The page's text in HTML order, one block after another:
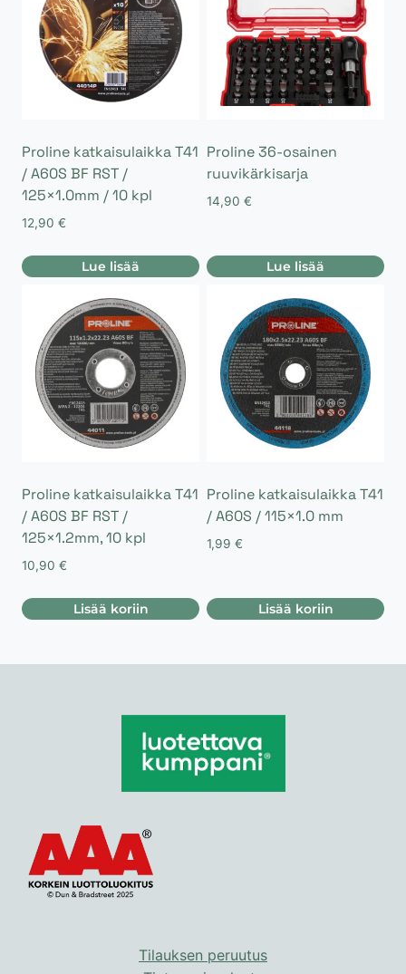
Proline katkaisulaikka T41
/ A60S BF RST /
125×1.0mm / 10 kpl
12,90 €
Lue lisää
Proline 36-osainen
ruuvikärkisarja
14,90 €
Lue lisää
Proline katkaisulaikka T41
/ A60S BF RST /
125×1.2mm, 10 kpl
10,90 €
Lisää koriin
Proline katkaisulaikka T41
/ A60S / 115×1.0 mm
1,99 €
Lisää koriin
Tilauksen peruutus